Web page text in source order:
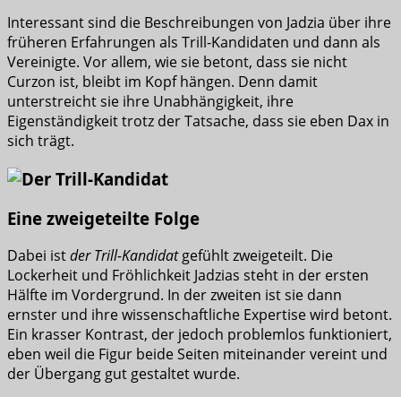
Interessant sind die Beschreibungen von Jadzia über ihre
früheren Erfahrungen als Trill-Kandidaten und dann als
Vereinigte. Vor allem, wie sie betont, dass sie nicht
Curzon ist, bleibt im Kopf hängen. Denn damit
unterstreicht sie ihre Unabhängigkeit, ihre
Eigenständigkeit trotz der Tatsache, dass sie eben Dax in
sich trägt.
Eine zweigeteilte Folge
Dabei istder Trill-Kandidatgefühlt zweigeteilt. Die
Lockerheit und Fröhlichkeit Jadzias steht in der ersten
Hälfte im Vordergrund. In der zweiten ist sie dann
ernster und ihre wissenschaftliche Expertise wird betont.
Ein krasser Kontrast, der jedoch problemlos funktioniert,
eben weil die Figur beide Seiten miteinander vereint und
der Übergang gut gestaltet wurde.